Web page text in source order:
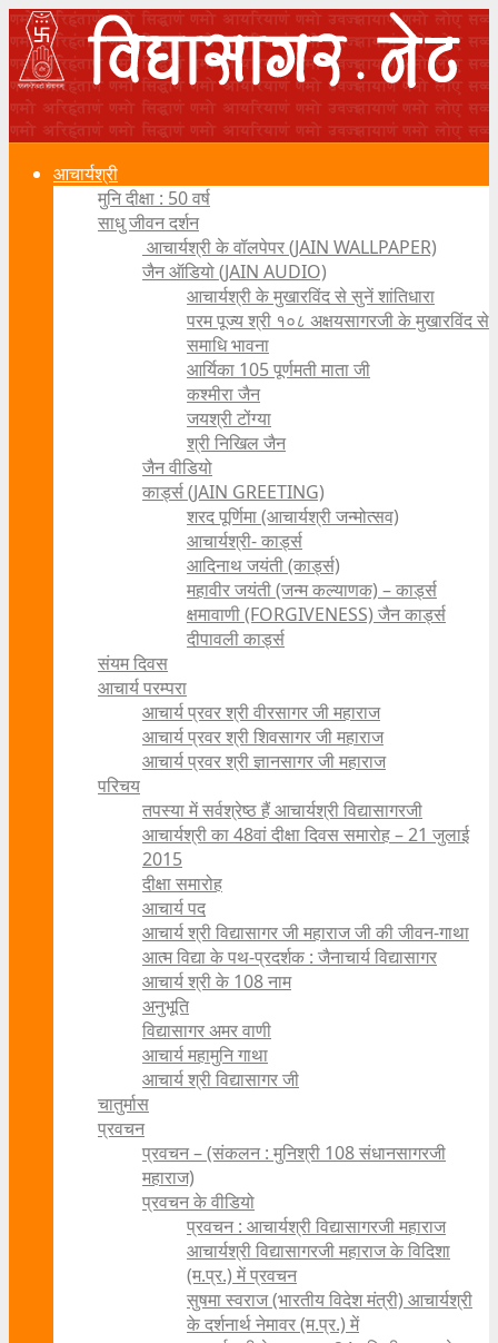
आचार्यश्री
मुनि दीक्षा : 50 वर्ष
साधु जीवन दर्शन
आचार्यश्री के वॉलपेपर (JAIN WALLPAPER)
जैन ऑडियो (JAIN AUDIO)
आचार्यश्री के मुखारविंद से सुनें शांतिधारा
परम पूज्य श्री १०८ अक्षयसागरजी के मुखारविंद से
समाधि भावना
आर्यिका 105 पूर्णमती माता जी
कश्मीरा जैन
जयश्री टोंग्या
श्री निखिल जैन
जैन वीडियो
कार्ड्स (JAIN GREETING)
शरद पूर्णिमा (आचार्यश्री जन्मोत्सव)
आचार्यश्री- कार्ड्स
आदिनाथ जयंती (कार्ड्स)
महावीर जयंती (जन्म कल्याणक) – कार्ड्स
क्षमावाणी (FORGIVENESS) जैन कार्ड्स
दीपावली कार्ड्स
संयम दिवस
आचार्य परम्परा
आचार्य प्रवर श्री वीरसागर जी महाराज
आचार्य प्रवर श्री शिवसागर जी महाराज
आचार्य प्रवर श्री ज्ञानसागर जी महाराज
परिचय
तपस्या में सर्वश्रेष्ठ हैं आचार्यश्री विद्यासागरजी
आचार्यश्री का 48वां दीक्षा दिवस समारोह – 21 जुलाई
2015
दीक्षा समारोह
आचार्य पद
आचार्य श्री विद्यासागर जी महाराज जी की जीवन-गाथा
आत्म विद्या के पथ-प्रदर्शक : जैनाचार्य विद्यासागर
आचार्य श्री के 108 नाम
अनुभूति
विद्यासागर अमर वाणी
आचार्य महामुनि गाथा
आचार्य श्री विद्यासागर जी
चातुर्मास
प्रवचन
प्रवचन – (संकलन : मुनिश्री 108 संधानसागरजी
महाराज)
प्रवचन के वीडियो
प्रवचन : आचार्यश्री ‍विद्यासागरजी महाराज
आचार्यश्री विद्यासागरजी महाराज के विदिशा
(म.प्र.) में प्रवचन
सुषमा स्वराज (भारतीय विदेश मंत्री) आचार्यश्री
के दर्शनार्थ नेमावर (म.प्र.) में